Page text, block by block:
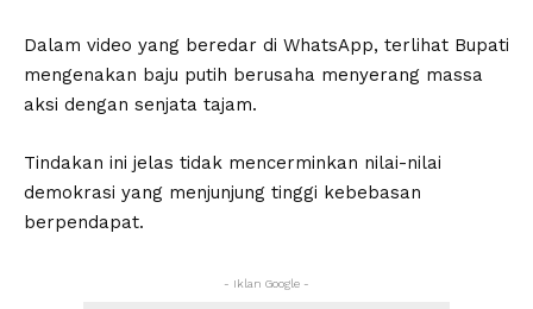
Dalam video yang beredar di WhatsApp, terlihat Bupati
mengenakan baju putih berusaha menyerang massa
aksi dengan senjata tajam.
Tindakan ini jelas tidak mencerminkan nilai-nilai
demokrasi yang menjunjung tinggi kebebasan
berpendapat.
- Iklan Google -